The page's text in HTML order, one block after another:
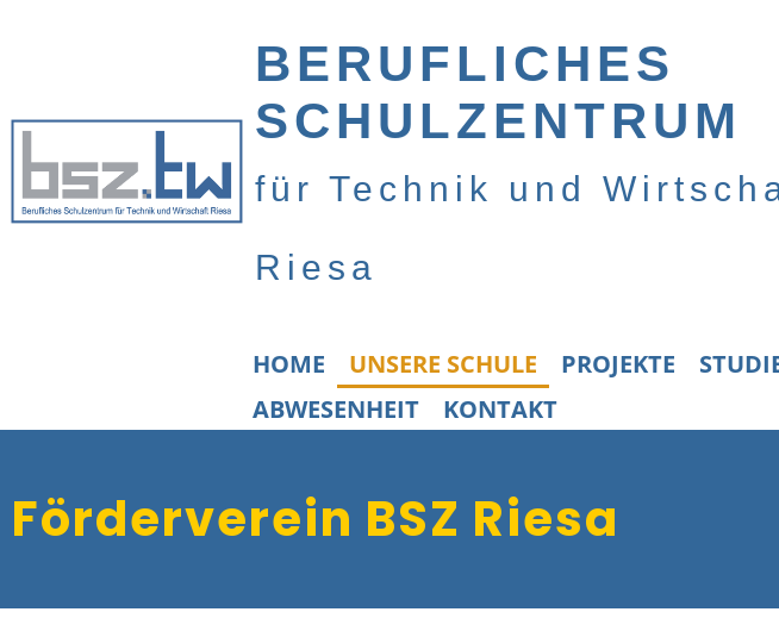
BERUFLICHES
SCHULZENTRUM
für Technik und
Riesa
HOME UNSERE SCHULE PROJEKTE
ABWESENHEIT
KONTAKT
Förderverein BSZ Riesa